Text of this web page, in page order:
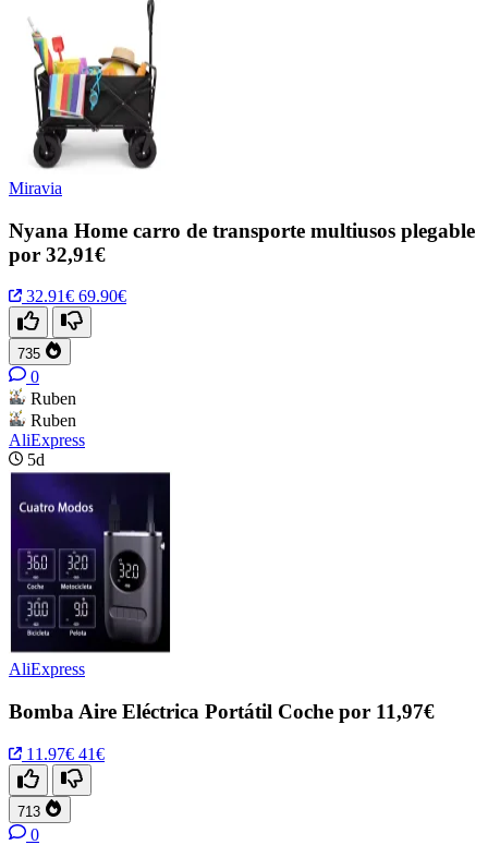
Miravia
Nyana Home carro de transporte multiusos plegable
por 32,91€
32.91€ 69.90€
735
0
Ruben
Ruben
AliExpress
5d
AliExpress
Bomba Aire Eléctrica Portátil Coche por 11,97€
11.97€ 41€
713
0